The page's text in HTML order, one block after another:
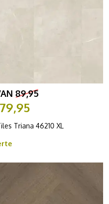
89,95
79,95
Triana 46210 XL